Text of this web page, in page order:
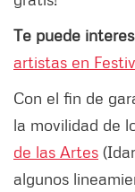
Te puede
artistas en
Con el fin de
la movilidad de
de las Artes
algunos